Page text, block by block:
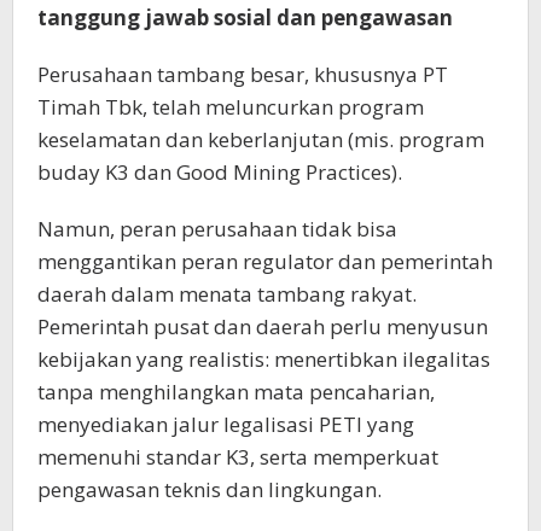
tanggung jawab sosial dan pengawasan
Perusahaan tambang besar, khususnya PT
Timah Tbk, telah meluncurkan program
keselamatan dan keberlanjutan (mis. program
buday K3 dan Good Mining Practices).
Namun, peran perusahaan tidak bisa
menggantikan peran regulator dan pemerintah
daerah dalam menata tambang rakyat.
Pemerintah pusat dan daerah perlu menyusun
kebijakan yang realistis: menertibkan ilegalitas
tanpa menghilangkan mata pencaharian,
menyediakan jalur legalisasi PETI yang
memenuhi standar K3, serta memperkuat
pengawasan teknis dan lingkungan.